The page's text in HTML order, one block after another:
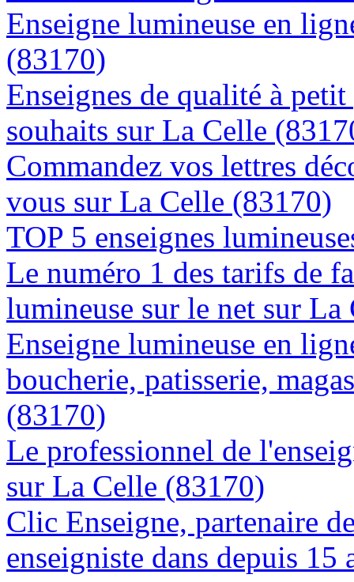
Enseigne lumineuse en
(83170)
Enseignes de qualité à
souhaits sur La Celle
Commandez vos lettres
vous sur La Celle (83170)
TOP 5 enseignes
Le numéro 1 des tarifs de
lumineuse sur le net sur
Enseigne lumineuse en
boucherie, patisserie,
(83170)
Le professionnel de
sur La Celle (83170)
Clic Enseigne, partenaire
enseigniste dans depuis